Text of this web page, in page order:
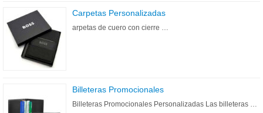
Carpetas Personalizadas
arpetas de cuero con cierre …
Billeteras Promocionales
Billeteras Promocionales Personalizadas Las billeteras …